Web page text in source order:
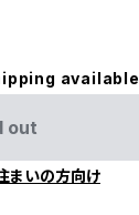
available
out
まいの方向け